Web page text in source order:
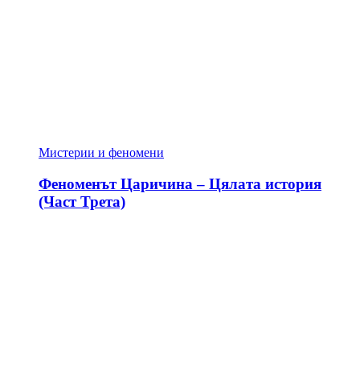
Мистерии и феномени
Феноменът Царичина – Цялата история
(Част Трета)